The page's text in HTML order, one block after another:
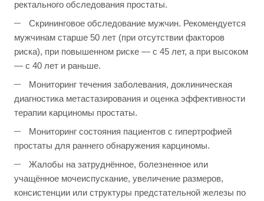
ректального обследования простаты.
Скрининговое обследование мужчин. Рекомендуется
мужчинам старше 50 лет (при отсутствии факторов
риска), при повышенном риске — с 45 лет, а при высоком
— с 40 лет и раньше.
Мониторинг течения заболевания, доклиническая
диагностика метастазирования и оценка эффективности
терапии карциномы простаты.
Мониторинг состояния пациентов с гипертрофией
простаты для раннего обнаружения карциномы.
Жалобы на затруднённое, болезненное или
учащённое мочеиспускание, увеличение размеров,
консистенции или структуры предстательной железы по